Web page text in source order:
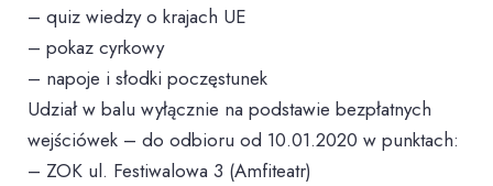
– quiz wiedzy o krajach UE
– pokaz cyrkowy
– napoje i słodki poczęstunek
Udział w balu wyłącznie na podstawie bezpłatnych
wejściówek – do odbioru od 10.01.2020 w punktach:
– ZOK ul. Festiwalowa 3 (Amfiteatr)